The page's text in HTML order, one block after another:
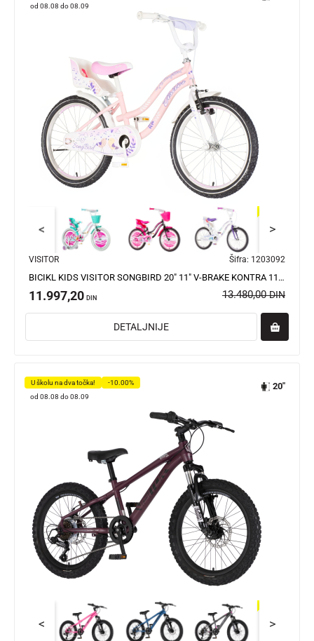
od 08.08 do 08.09
< >
VISITOR Šifra: 1203092
BICIKL KIDS VISITOR SONGBIRD 20" 11" V-BRAKE KONTRA 115-135CM (20") ROZE
11.997,20 DIN 13.480,00DIN
DETALJNIJE
U školu na dva točka!
-10.00%
od 08.08 do 08.09
20"
< >